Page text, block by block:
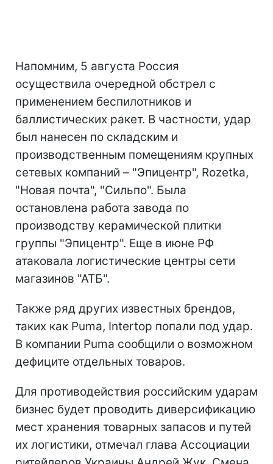
Напомним, 5 августа Россия
осуществила очередной обстрел с
применением беспилотников и
баллистических ракет. В частности, удар
был нанесен по складским и
производственным помещениям крупных
сетевых компаний – "Эпицентр", Rozetka,
"Новая почта", "Сильпо". Была
остановлена работа завода по
производству керамической плитки
группы "Эпицентр". Еще в июне РФ
атаковала логистические центры сети
магазинов "АТБ".
Также ряд других известных брендов,
таких как Puma, Intertop попали под удар.
В компании Puma сообщили о возможном
дефиците отдельных товаров.
Для противодействия российским ударам
бизнес будет проводить диверсификацию
мест хранения товарных запасов и путей
их логистики, отмечал глава Ассоциации